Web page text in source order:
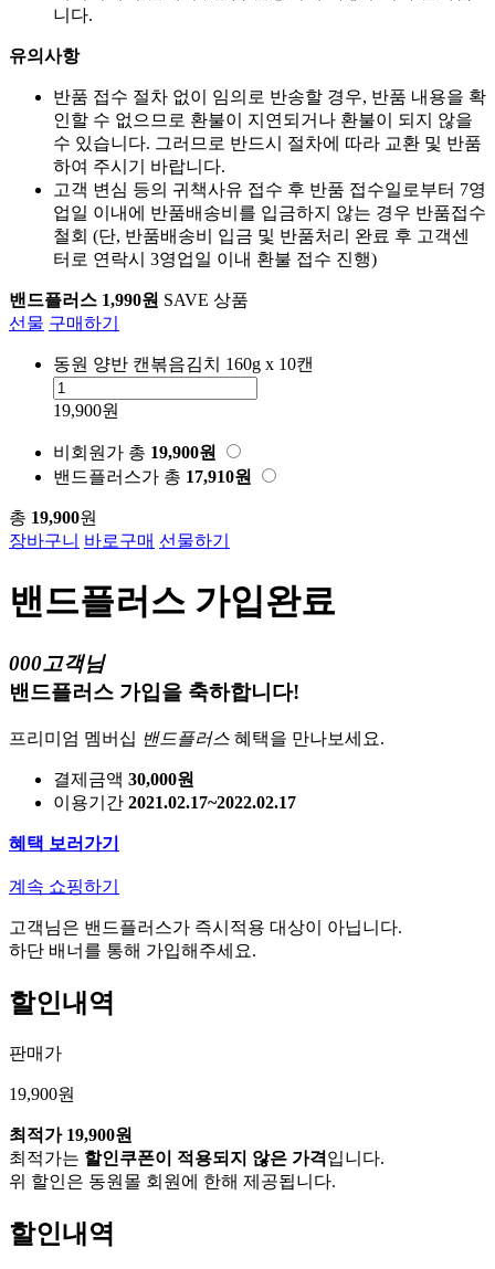
니다.
유의사항
반품 접수 절차 없이 임의로 반송할 경우, 반품 내용을 확
인할 수 없으므로 환불이 지연되거나 환불이 되지 않을
수 있습니다. 그러므로 반드시 절차에 따라 교환 및 반품
하여 주시기 바랍니다.
고객 변심 등의 귀책사유 접수 후 반품 접수일로부터 7영
업일 이내에 반품배송비를 입금하지 않는 경우 반품접수
철회 (단, 반품배송비 입금 및 반품처리 완료 후 고객센
터로 연락시 3영업일 이내 환불 접수 진행)
밴드플러스 1,990원 SAVE 상품
선물 구매하기
동원 양반 캔볶음김치 160g x 10캔
19,900원
비회원가 총 19,900원
밴드플러스가 총 17,910원
총 19,900원
장바구니 바로구매 선물하기
밴드플러스 가입완료
000고객님
밴드플러스 가입을 축하합니다!
프리미엄 멤버십 밴드플러스 혜택을 만나보세요.
결제금액 30,000원
이용기간 2021.02.17~2022.02.17
혜택 보러가기
계속 쇼핑하기
고객님은 밴드플러스가 즉시적용 대상이 아닙니다.
하단 배너를 통해 가입해주세요.
할인내역
판매가
19,900원
최적가 19,900원
최적가는 할인쿠폰이 적용되지 않은 가격입니다.
위 할인은 동원몰 회원에 한해 제공됩니다.
할인내역